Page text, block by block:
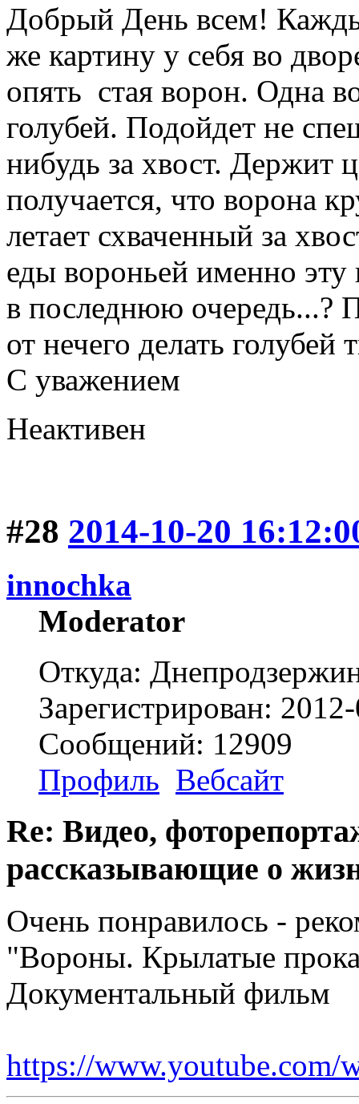
Добрый День всем!
же картину у себя во
опять стая ворон. Одна
голубей. Подойдет не
нибудь за хвост. Держит
получается, что ворона
летает схваченный за
еды вороньей именно эту
в последнюю очередь...?
от нечего делать голубей
С уважением
Неактивен
#28 2014-10-20
innochka
Moderator
Откуда:
Зарегистрирован:
Сообщений: 12909
Профиль Вебсайт
Re: Видео,
рассказывающие о
Очень понравилось -
"Вороны. Крылатые
Документальный фильм
https://